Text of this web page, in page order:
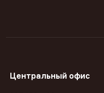
Центральный офис